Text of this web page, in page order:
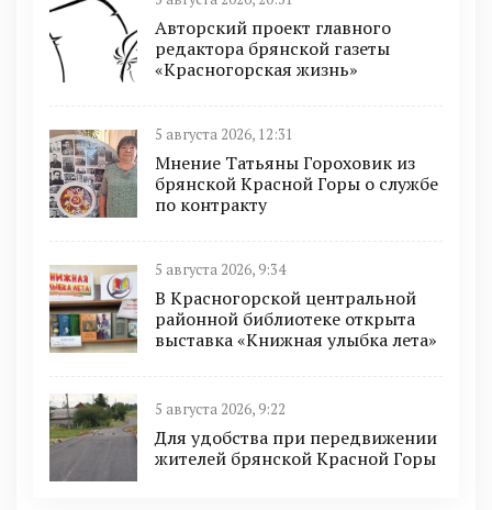
Авторский проект главного
редактора брянской газеты
«Красногорская жизнь»
5 августа 2026, 12:31
Мнение Татьяны Гороховик из
брянской Красной Горы о службе
по контракту
5 августа 2026, 9:34
В Красногорской центральной
районной библиотеке открыта
выставка «Книжная улыбка лета»
5 августа 2026, 9:22
Для удобства при передвижении
жителей брянской Красной Горы